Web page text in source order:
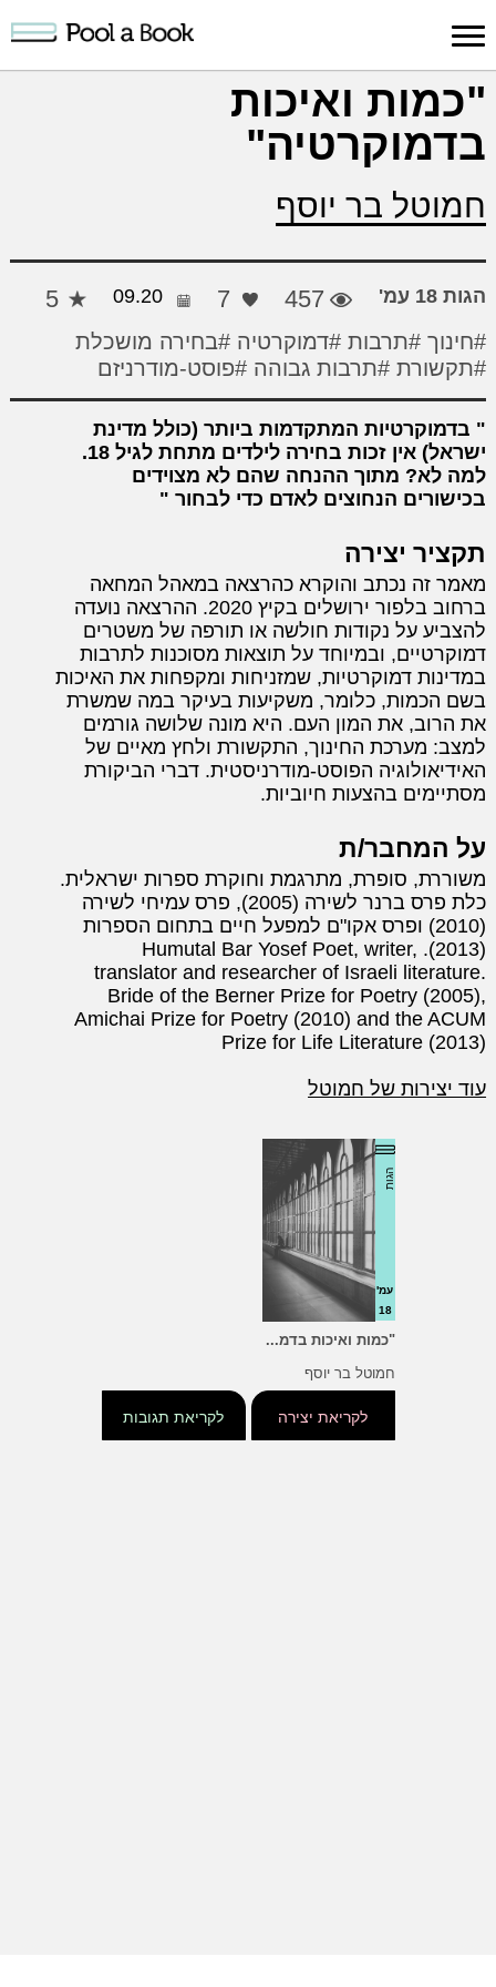
כניסה למערכת
פרסום
חיפוש
הרשמה
"כמות ואיכות
בדמוקרטיה"
חמוטל בר יוסף
הגות 18 עמ' 457
7
09.20
5
#חינוך #תרבות #דמוקרטיה #בחירה מושכלת
#תקשורת #תרבות גבוהה #פוסט-מודרניזם
בדמוקרטיות המתקדמות ביותר (כולל מדינת
ישראל) אין זכות בחירה לילדים מתחת לגיל 18.
למה לא? מתוך ההנחה שהם לא מצוידים
בכישורים הנחוצים לאדם כדי לבחור
תקציר יצירה
מאמר זה נכתב והוקרא כהרצאה במאהל המחאה
ברחוב בלפור ירושלים בקיץ 2020. ההרצאה נועדה
להצביע על נקודות חולשה או תורפה של משטרים
דמוקרטיים, ובמיוחד על תוצאות מסוכנות לתרבות
במדינות דמוקרטיות, שמזניחות ומקפחות את האיכות
בשם הכמות, כלומר, משקיעות בעיקר במה שמשרת
את הרוב, את המון העם. היא מונה שלושה גורמים
למצב: מערכת החינוך, התקשורת ולחץ מאיים של
האידיאולוגיה הפוסט-מודרניסטית. דברי הביקורת
מסתיימים בהצעות חיוביות.
על המחבר/ת
משוררת, סופרת, מתרגמת וחוקרת ספרות ישראלית.
כלת פרס ברנר לשירה (2005), פרס עמיחי לשירה
(2010) ופרס אקו"ם למפעל חיים בתחום הספרות
(2013). Humutal Bar Yosef Poet, writer,
translator and researcher of Israeli literature.
Bride of the Berner Prize for Poetry (2005),
Amichai Prize for Poetry (2010) and the ACUM
Prize for Life Literature (2013)
עוד יצירות של חמוטל
הגות
עמ'
18
"כמות ואיכות בדמ...
חמוטל בר יוסף
לקריאת תגובות לקריאת יצירה